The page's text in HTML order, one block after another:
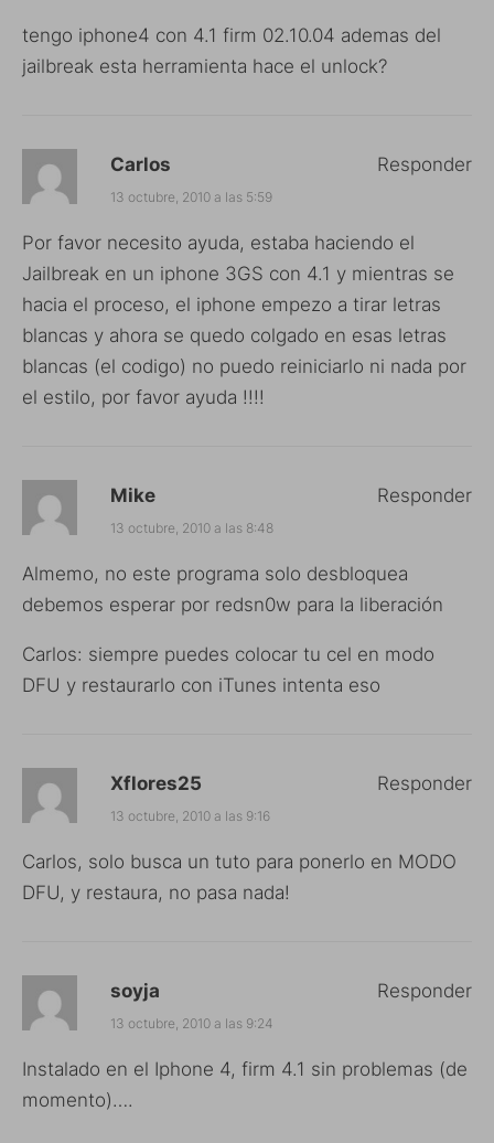
tengo iphone4 con 4.1 firm 02.10.04 ademas del
jailbreak esta herramienta hace el unlock?
Carlos
13 octubre, 2010 a las 5:59
Por favor necesito ayuda, estaba haciendo el
Jailbreak en un iphone 3GS con 4.1 y mientras se
hacia el proceso, el iphone empezo a tirar letras
blancas y ahora se quedo colgado en esas letras
blancas (el codigo) no puedo reiniciarlo ni nada por
el estilo, por favor ayuda !!!!
Responder
Mike
13 octubre, 2010 a las 8:48
Almemo, no este programa solo desbloquea
debemos esperar por redsn0w para la liberación
Carlos: siempre puedes colocar tu cel en modo
DFU y restaurarlo con iTunes intenta eso
Responder
Xflores25
13 octubre, 2010 a las 9:16
Carlos, solo busca un tuto para ponerlo en MODO
DFU, y restaura, no pasa nada!
Responder
soyja
13 octubre, 2010 a las 9:24
Instalado en el Iphone 4, firm 4.1 sin problemas (de
momento)….
Responder